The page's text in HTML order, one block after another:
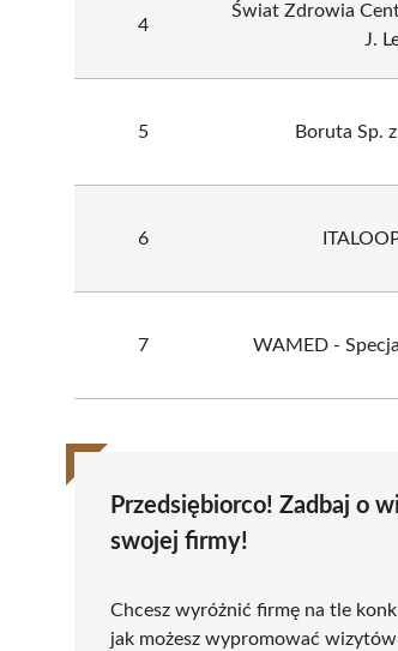
4
Świat Zdrowia
J.
5 Boruta Sp.
6
7 WAMED -
Przedsiębiorco! Zadbaj o
swojej firmy!
Chcesz wyróżnić firmę na tle
jak możesz wypromować